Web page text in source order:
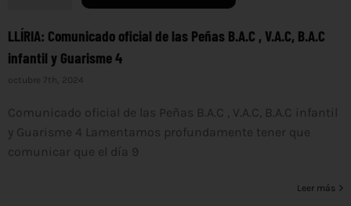
LLÍRIA: Comunicado oficial de las Peñas B.A.C , V.A.C, B.A.C
infantil y Guarisme 4
octubre 7th, 2024
Comunicado oficial de las Peñas B.A.C , V.A.C, B.A.C infantil
y Guarisme 4 Lamentamos profundamente tener que
comunicar que el día 9
Leer más